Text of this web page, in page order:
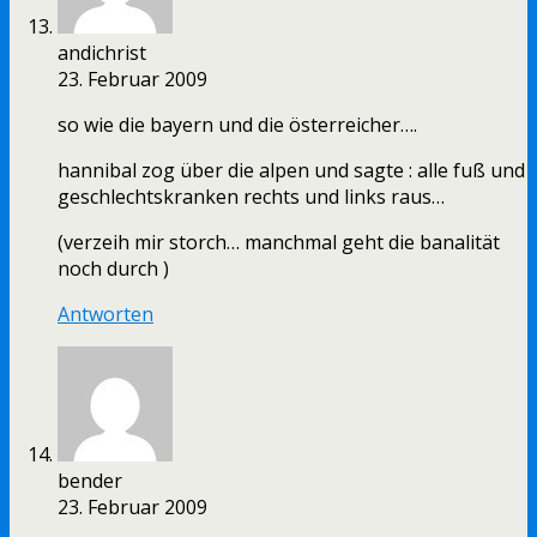
andichrist
23. Februar 2009
so wie die bayern und die österreicher….
hannibal zog über die alpen und sagte : alle fuß und
geschlechtskranken rechts und links raus…
(verzeih mir storch… manchmal geht die banalität
noch durch )
Antworten
bender
23. Februar 2009